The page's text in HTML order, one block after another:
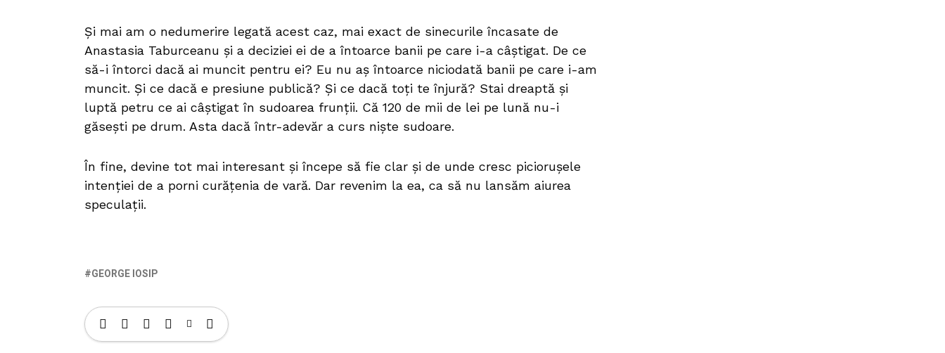
Și mai am o nedumerire legată acest caz, mai exact de sinecurile încasate de
Anastasia Taburceanu și a deciziei ei de a întoarce banii pe care i-a câștigat. De ce
să-i întorci dacă ai muncit pentru ei? Eu nu aș întoarce niciodată banii pe care i-am
muncit. Și ce dacă e presiune publică? Și ce dacă toți te înjură? Stai dreaptă și
luptă petru ce ai câștigat în sudoarea frunții. Că 120 de mii de lei pe lună nu-i
găsești pe drum. Asta dacă într-adevăr a curs niște sudoare.
În fine, devine tot mai interesant și începe să fie clar și de unde cresc piciorușele
intenției de a porni curățenia de vară. Dar revenim la ea, ca să nu lansăm aiurea
speculații.
GEORGE IOSIP